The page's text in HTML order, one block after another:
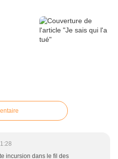
incursion dans le fil des